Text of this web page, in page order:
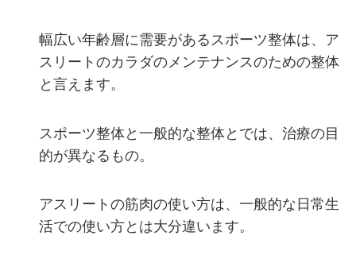
幅広い年齢層に需要があるスポーツ整体は、ア
スリートのカラダのメンテナンスのための整体
と言えます。
スポーツ整体と一般的な整体とでは、治療の目
的が異なるもの。
アスリートの筋肉の使い方は、一般的な日常生
活での使い方とは大分違います。